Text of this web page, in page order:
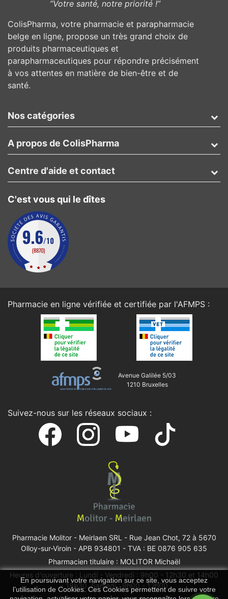
”Votre santé, notre priorité !”
ColisPharma, votre pharmacie et parapharmacie
belge en ligne, propose un très grand choix de
produits pharmaceutiques et
parapharmaceutiques pour répondre précisément
à vos attentes en matière de bien-être et de
santé.
Nos catégories
A propos de ColisPharma
En poursuivant votre navigation sur ce site, vous acceptez
l’utilisation de Cookies. Ces Cookies permettent de suivre votre
C'est vous qui le dîtes
Centre d'aide et contact
Pharmacie en ligne vérifiée et certifiée par l'AFMPS :
Avenue Galilée 5/03
1210 Bruxelles
Suivez-nous sur les réseaux sociaux :
Pharmacie Molitor - Meirlaen SRL - Rue Jean Chot, 72 à 5670
Olloy-sur-Viroin - APB 934801 - TVA : BE 0876 905 635
Pharmacien titulaire : MOLITOR Michaël
Heures d'ouverture : Lundi - Vendredi : 9h00 - 12h30 et 14h00
- 18h30, Samedi : 9h00 - 12h00